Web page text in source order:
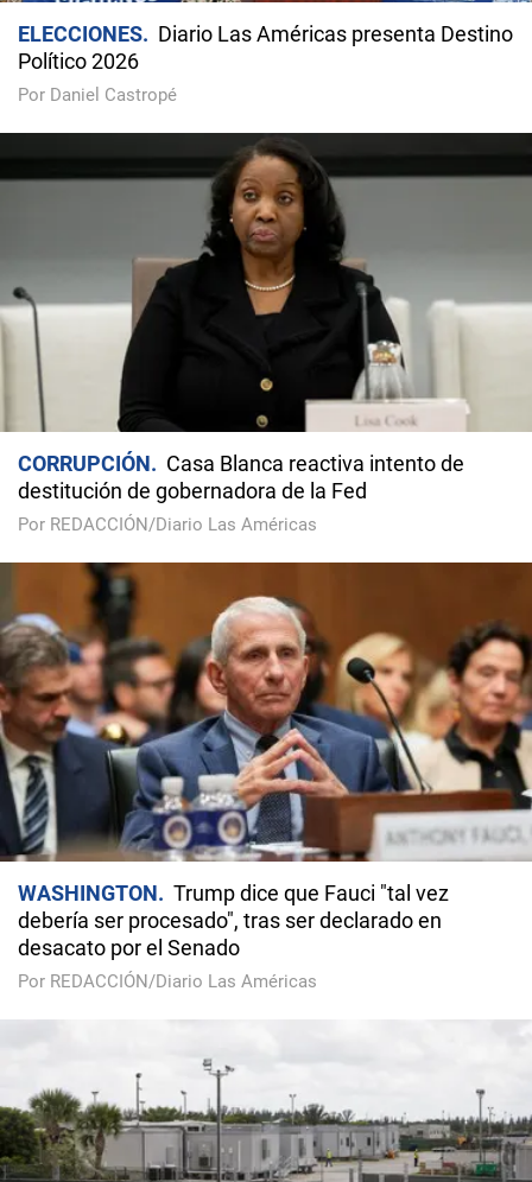
ELECCIONES
Diario Las Américas presenta Destino
Político 2026
Por Daniel Castropé
CORRUPCIÓN
Casa Blanca reactiva intento de
destitución de gobernadora de la Fed
Por REDACCIÓN/Diario Las Américas
WASHINGTON
Trump dice que Fauci "tal vez
debería ser procesado", tras ser declarado en
desacato por el Senado
Por REDACCIÓN/Diario Las Américas